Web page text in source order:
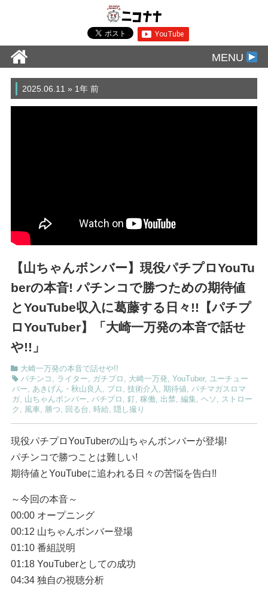
MENU
2025.06.11 » 1年 前
【山ちゃんボンバー】現役パチプロYouTu
berの本音! パチンコで勝つための期待値
とYouTube収入に葛藤する日々!!【パチプ
ロYouTuber】「大崎一万発の本音で話せ
や!!」
大崎一万発の本音で話せや!!
パチンコ , ライター, ガチプロ , 大崎一万発, YouTuber, ユーチュー
バー, あきげん・秋山良人 , プロ , 技術介入 , 期待値, パチマガスロマ
ガ, 山ちゃんボンバー, パチプロ , 釘, 稼働, 出禁, 編集, ヘソ , ストロー
ク , 風車, 勝つ, 回る台, 時給, 隠し撮り
現役パチプロYouTuberの山ちゃんボンバーが登場!
パチンコで勝つことは難しい!
期待値とYouTubeに追われる日々の苦悩を告白!!
～今回の本音～
00:00 オープニング
00:12 山ちゃんボンバー登場
01:10 番組説明
01:18 YouTuberとしての成功
04:34 独自の視聴分析